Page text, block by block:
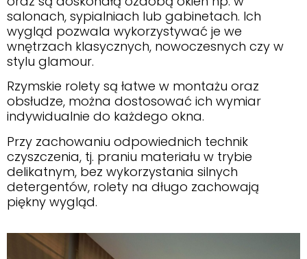
salonach, sypialniach lub gabinetach. Ich
wygląd pozwala wykorzystywać je we
wnętrzach klasycznych, nowoczesnych czy w
stylu glamour.
Rzymskie rolety są łatwe w montażu oraz
obsłudze, można dostosować ich wymiar
indywidualnie do każdego okna.
Przy zachowaniu odpowiednich technik
czyszczenia, tj. praniu materiału w trybie
delikatnym, bez wykorzystania silnych
detergentów, rolety na długo zachowają
piękny wygląd.